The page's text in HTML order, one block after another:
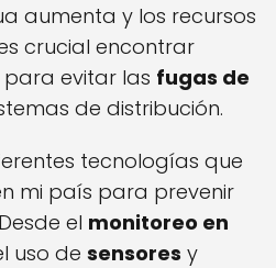
aumenta y los recursos
crucial encontrar
para evitar las fugas de
de distribución.
tecnologías que
mi país para prevenir
el monitoreo en
uso de sensores y